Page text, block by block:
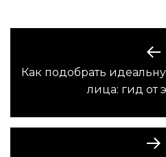
по
Как подобрать
лица: гид от